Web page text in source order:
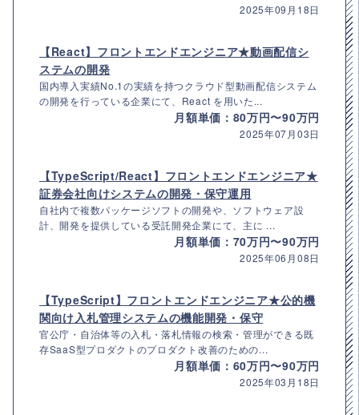
2025年09月18日
【React】フロントエンドエンジニア★動画配信シ
ステムの開発
国内導入実績No.1の実績を持つクラウド型動画配信システム
の開発を行っている企業にて、React を用いた...
月額単価：80万円〜90万円
2025年07月03日
【TypeScript/React】フロントエンドエンジニア★
証券会社向けシステムの開発・保守運用
自社内で複数パッケージソフトの開発や、ソフトウェア設
計、開発を提供している受託開発企業にて、主に ...
月額単価：70万円〜90万円
2025年06月08日
【TypeScript】フロントエンドエンジニア★公的機
関向け入札管理システムの機能開発・保守
官公庁・自治体等の入札・落札情報の検索・管理ができる既
存SaaS型プロダクトのプロダクト改善のための...
月額単価：60万円〜90万円
2025年03月18日